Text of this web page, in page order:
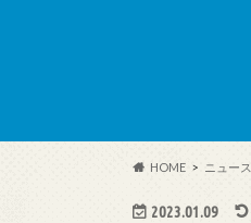
HOME ニュース
2023.01.09